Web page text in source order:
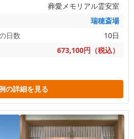
葬愛メモリアル霊安室
瑞穂斎場
日数
10日
673,100円（税込）
の詳細を見る